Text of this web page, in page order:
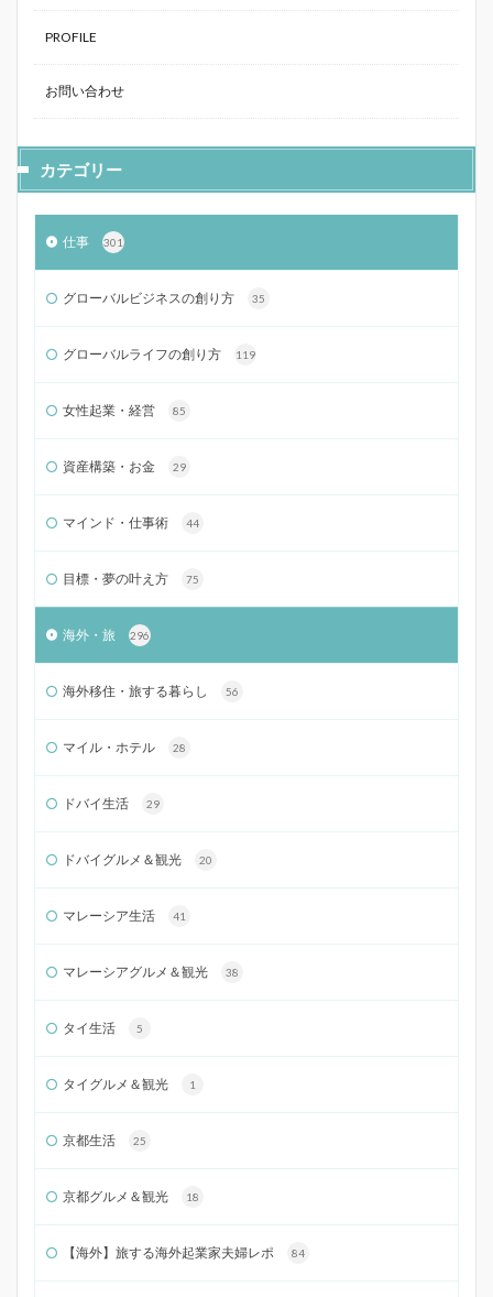
PROFILE
お問い合わせ
カテゴリー
仕事 301
グローバルビジネスの創り方 35
グローバルライフの創り方 119
女性起業・経営 85
資産構築・お金 29
マインド・仕事術 44
目標・夢の叶え方 75
海外・旅 296
海外移住・旅する暮らし 56
マイル・ホテル 28
ドバイ生活 29
ドバイグルメ＆観光 20
マレーシア生活 41
マレーシアグルメ＆観光 38
タイ生活 5
タイグルメ＆観光 1
京都生活 25
京都グルメ＆観光 18
【海外】旅する海外起業家夫婦レポ 84